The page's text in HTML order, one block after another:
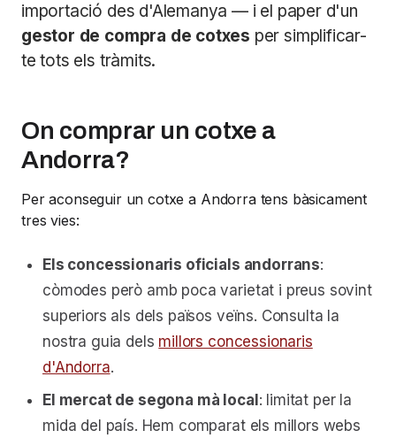
importació des d'Alemanya — i el paper d'un
gestor de compra de cotxes per simplificar-
te tots els tràmits.
On comprar un cotxe a
Andorra?
Per aconseguir un cotxe a Andorra tens bàsicament
tres vies:
Els concessionaris oficials andorrans:
còmodes però amb poca varietat i preus sovint
superiors als dels països veïns. Consulta la
nostra guia dels millors concessionaris
d'Andorra.
El mercat de segona mà local : limitat per la
mida del país. Hem comparat els millors webs